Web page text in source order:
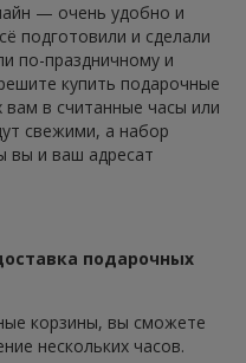
— очень удобно и
подготовили и сделали
по-праздничному и
купить подарочные
в считанные часы или
свежими, а набор
вы и ваш адресат
подарочных
корзины, вы сможете
нескольких часов.